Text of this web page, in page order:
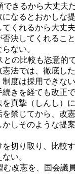
きるから大丈夫
なるとおかしな
くれるから大丈
決してくれるこ
ない。
の比較も恣意的で
法では、徹底し
度は採用できな
きを経ても改正
真摯（しんし）
禁じてから、改
しそのような提
切り取り、比較
い。
改憲を、国会議